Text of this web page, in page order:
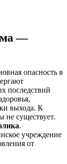
—
опасность в
последствий
выхода. К
не существует.
.
учреждение
от